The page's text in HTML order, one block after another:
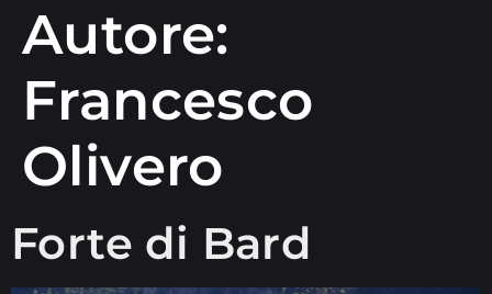
Autore:
Francesco
Olivero
Forte di Bard